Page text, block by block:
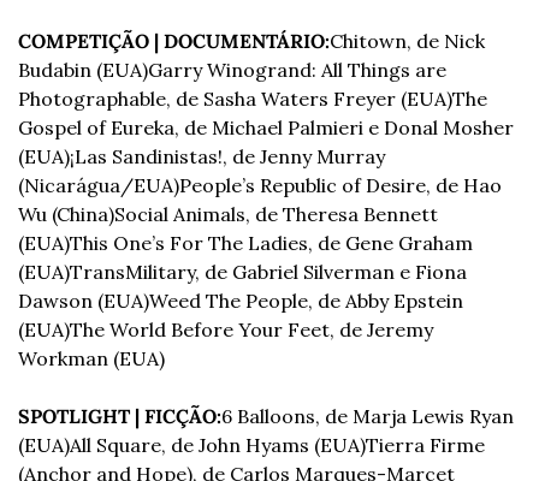
COMPETIÇÃO | DOCUMENTÁRIO:Chitown, de Nick
Budabin (EUA)Garry Winogrand: All Things are
Photographable, de Sasha Waters Freyer (EUA)The
Gospel of Eureka, de Michael Palmieri e Donal Mosher
(EUA)¡Las Sandinistas!, de Jenny Murray
(Nicarágua/EUA)People’s Republic of Desire, de Hao
Wu (China)Social Animals, de Theresa Bennett
(EUA)This One’s For The Ladies, de Gene Graham
(EUA)TransMilitary, de Gabriel Silverman e Fiona
Dawson (EUA)Weed The People, de Abby Epstein
(EUA)The World Before Your Feet, de Jeremy
Workman (EUA)
SPOTLIGHT | FICÇÃO:6 Balloons, de Marja Lewis Ryan
(EUA)All Square, de John Hyams (EUA)Tierra Firme
(Anchor and Hope), de Carlos Marques-Marcet